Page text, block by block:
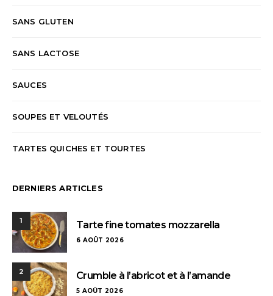
SANS GLUTEN
SANS LACTOSE
SAUCES
SOUPES ET VELOUTÉS
TARTES QUICHES ET TOURTES
DERNIERS ARTICLES
1 Tarte fine tomates mozzarella
6 AOÛT 2026
2 Crumble à l’abricot et à l’amande
5 AOÛT 2026